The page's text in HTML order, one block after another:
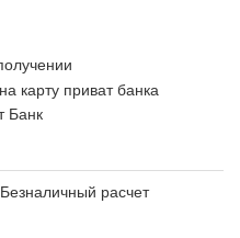
Безналичный расчет